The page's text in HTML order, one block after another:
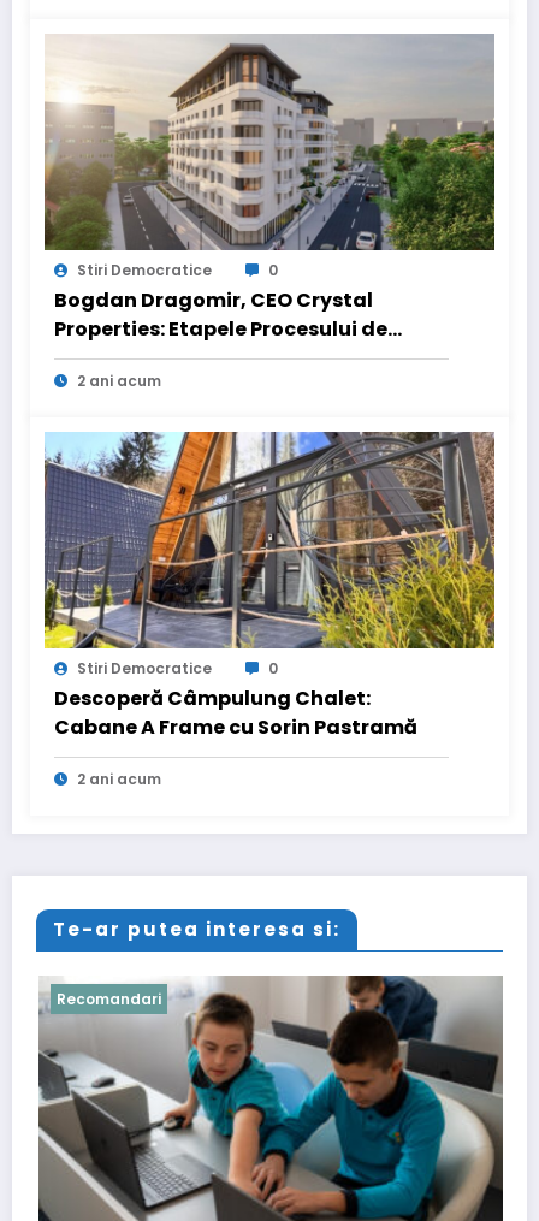
Stiri Democratice 0
Bogdan Dragomir, CEO Crystal
Properties: Etapele Procesului de
Vânzare pentru Achiziționarea unui
Apartament în Ansamblurile Noastre
2 ani acum
Stiri Democratice 0
Descoperă Câmpulung Chalet:
Cabane A Frame cu Sorin Pastramă
2 ani acum
Te-ar putea interesa si:
Recomandari